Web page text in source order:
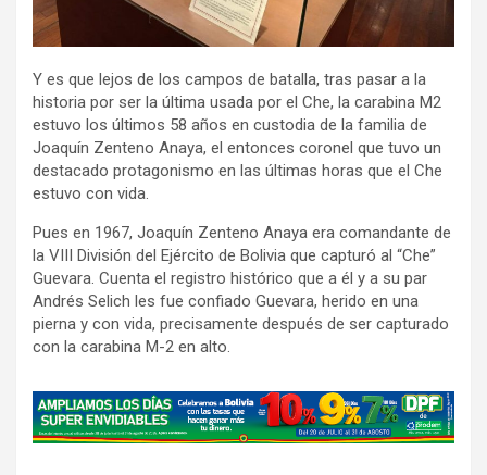
Y es que lejos de los campos de batalla, tras pasar a la
historia por ser la última usada por el Che, la carabina M2
estuvo los últimos 58 años en custodia de la familia de
Joaquín Zenteno Anaya, el entonces coronel que tuvo un
destacado protagonismo en las últimas horas que el Che
estuvo con vida.
Pues en 1967, Joaquín Zenteno Anaya era comandante de
la VIII División del Ejército de Bolivia que capturó al “Che”
Guevara. Cuenta el registro histórico que a él y a su par
Andrés Selich les fue confiado Guevara, herido en una
pierna y con vida, precisamente después de ser capturado
con la carabina M-2 en alto.
A
d